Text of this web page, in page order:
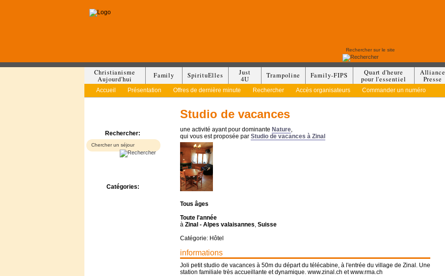
Christianisme
Aujourd'hui
Family SpirituElles
Just
4U
Trampoline Family-FIPS
Quart d'heure
pour l'essentiel
Alliance
Presse
Accueil Présentation Offres de dernière minute Rechercher Accès organisateurs Commander un numéro
Rechercher:
Catégories:
Studio de vacances
une activité ayant pour dominante Nature,
qui vous est proposée par Studio de vacances à Zinal
Tous âges
Toute l'année
à Zinal - Alpes valaisannes, Suisse
Catégorie: Hôtel
informations
Joli petit studio de vacances à 50m du départ du télécabine, à l'entrée du village de Zinal. Une
station familiale très accueillante et dynamique. www.zinal.ch et www.rma.ch